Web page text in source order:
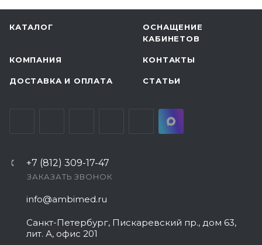
КАТАЛОГ
ОСНАЩЕНИЕ
КАБИНЕТОВ
КОМПАНИЯ КОНТАКТЫ
ДОСТАВКА И ОПЛАТА СТАТЬИ
+7 (812) 309-17-47
ЗАКАЗАТЬ ЗВОНОК
info@ambimed.ru
Санкт-Петербург, Пискаревский пр., дом 63,
лит. А, офис 201